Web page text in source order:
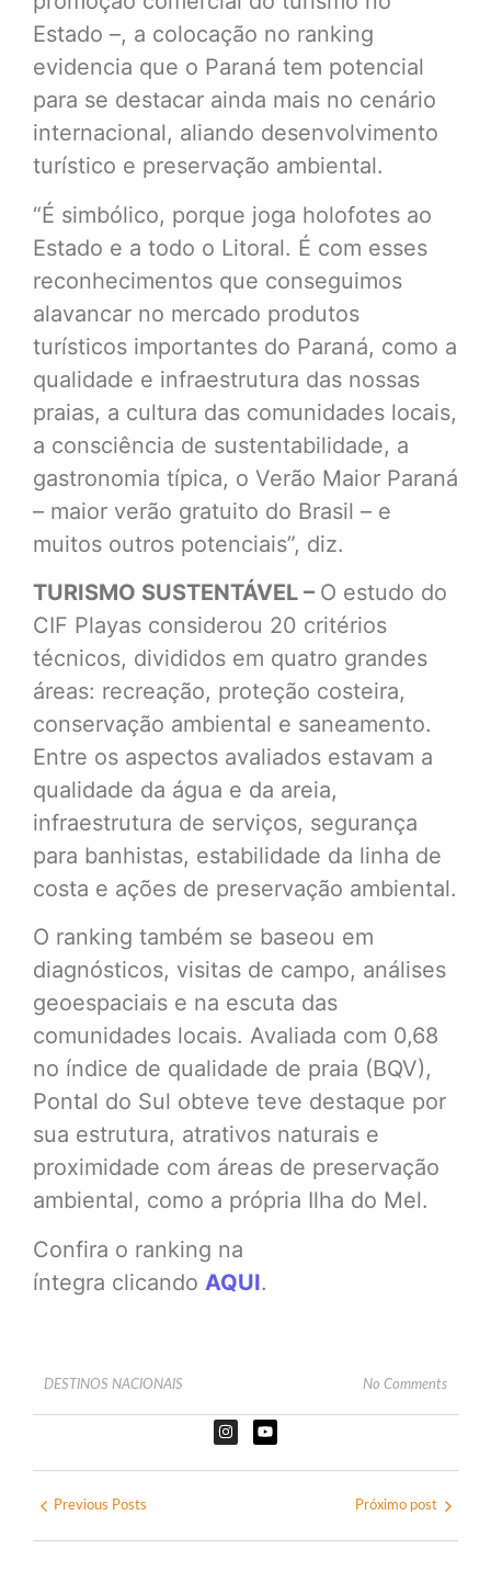
Estado –, a colocação no ranking
evidencia que o Paraná tem potencial
para se destacar ainda mais no cenário
internacional, aliando desenvolvimento
turístico e preservação ambiental.
“É simbólico, porque joga holofotes ao
Estado e a todo o Litoral. É com esses
reconhecimentos que conseguimos
alavancar no mercado produtos
turísticos importantes do Paraná, como a
qualidade e infraestrutura das nossas
praias, a cultura das comunidades locais,
a consciência de sustentabilidade, a
gastronomia típica, o Verão Maior Paraná
– maior verão gratuito do Brasil – e
muitos outros potenciais”, diz.
TURISMO SUSTENTÁVEL – O estudo do
CIF Playas considerou 20 critérios
técnicos, divididos em quatro grandes
áreas: recreação, proteção costeira,
conservação ambiental e saneamento.
Entre os aspectos avaliados estavam a
qualidade da água e da areia,
infraestrutura de serviços, segurança
para banhistas, estabilidade da linha de
costa e ações de preservação ambiental.
O ranking também se baseou em
diagnósticos, visitas de campo, análises
geoespaciais e na escuta das
comunidades locais. Avaliada com 0,68
no índice de qualidade de praia (BQV),
Pontal do Sul obteve teve destaque por
sua estrutura, atrativos naturais e
proximidade com áreas de preservação
ambiental, como a própria Ilha do Mel.
Confira o ranking na
íntegra clicando AQUI.
DESTINOS NACIONAIS No Comments
Previous Posts Próximo post